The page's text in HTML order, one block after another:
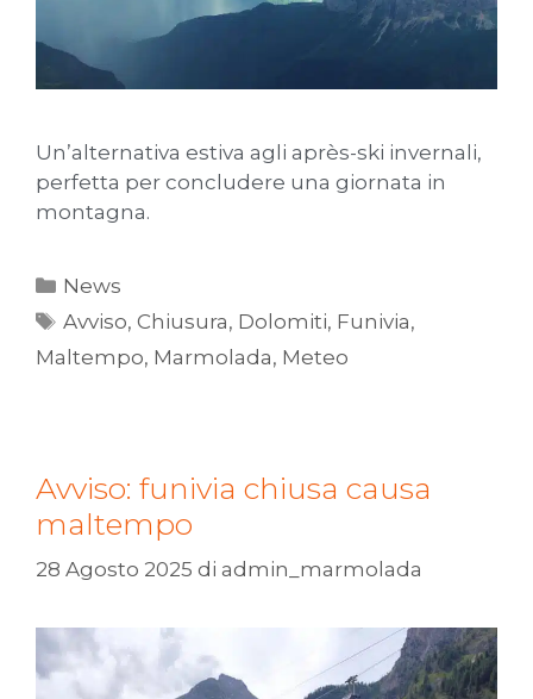
Un’alternativa estiva agli après-ski invernali,
perfetta per concludere una giornata in
montagna.
News
Avviso,Chiusura, Dolomiti, Funivia,
Maltempo, Marmolada, Meteo
Avviso: funivia chiusa causa
maltempo
28 Agosto 2025 di admin_marmolada